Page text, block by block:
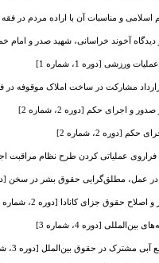
و مناسبات آن با اراده مردم در فقه سیاسی
آخوند خراسانی، شهید صدر و امام خمینی(ره)
ورزشی [دوره 1، شماره 1]
مشارکت در ساخت املاک موقوفه در فقه و
و اجرای حکم [دوره 2، شماره 2]
[دوره 2، شماره 2]
عملیاتی کردن طرح نظام مراقبت
مطلق‌گرایی حقوق بشر در سخن [دوره 5،
حقوق جزای کانادا [دوره 2، شماره 3]
[دوره 4، شماره 3]
مشترک در حقوق بین‌الملل [دوره 3، شماره 4]